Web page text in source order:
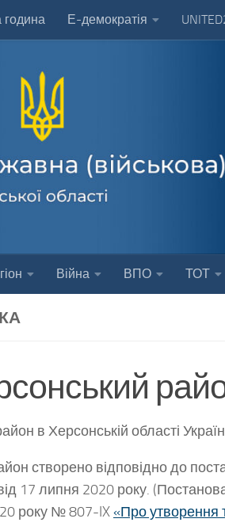
година Е-демократія
Війна ВПО ТОТ
в Херсонській області
створено відповідно до
17 липня 2020 року.
року № 807-IX«Про утворення